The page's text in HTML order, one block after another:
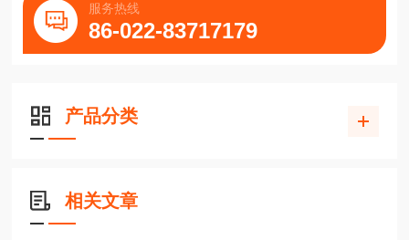
服务热线
86-022-83717179
产品分类
相关文章